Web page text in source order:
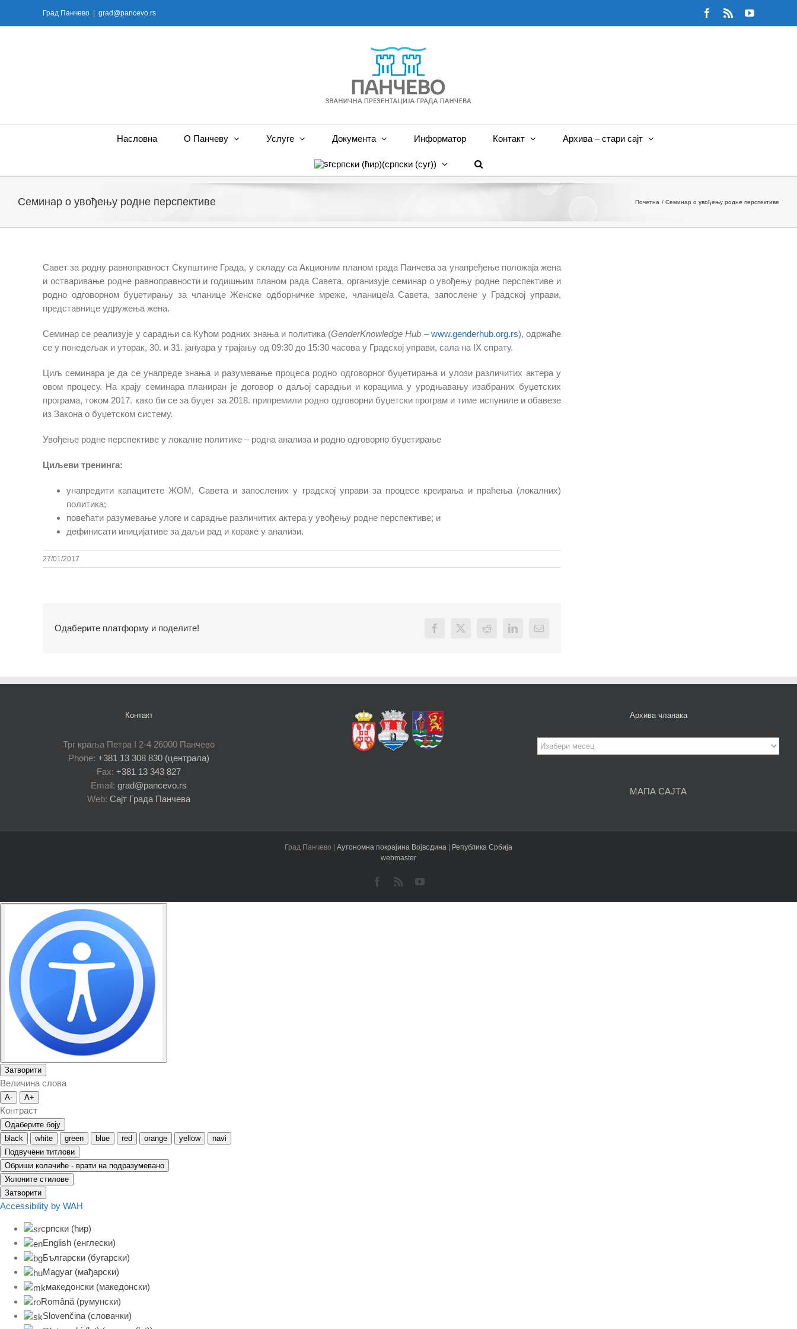
Град Панчево grad@pancevo.rs Facebook
Rss YouTube
Насловна О Панчеву Услуге Документа Информатор Контакт Архива – стари сајт
српски (ћир)(српски (cyr))
Семинар о увођењу родне перспективе Почетна Семинар о увођењу родне перспективе
Савет за родну равноправност Скупштине Града, у складу са Акционим планом града Панчева за унапређење положаја жена
и остваривање родне равноправности и годишњим планом рада Савета, организује семинар о увођењу родне перспективе и
родно одговорном буџетирању за чланице Женске одборничке мреже, чланице/а Савета, запослене у Градској управи,
представнице удружења жена.
Семинар се реализује у сарадњи са Кућом родних знања и политика (GenderKnowledge Hub –www.genderhub.org.rs), одржаће
се у понедељак и уторак, 30. и 31. јануара у трајању од 09:30 до 15:30 часова у Градској управи, сала на IX спрату.
Циљ семинара је да се унапреде знања и разумевање процеса родно одговорног буџетирања и улози различитих актера у
овом процесу. На крају семинара планиран је договор о даљој сарадњи и корацима у уродњавању изабраних буџетских
програма, током 2017. како би се за буџет за 2018. припремили родно одговорни буџетски програм и тиме испуниле и обавезе
из Закона о буџетском систему.
Увођење родне перспективе у локалне политике – родна анализа и родно одговорно буџетирање
Циљеви тренинга:
унапредити капацитете ЖОМ, Савета и запослених у градској управи за процесе креирања и праћења (локалних)
политика;
повећати разумевање улоге и сарадње различитих актера у увођењу родне перспективе; и
дефинисати иницијативе за даљи рад и кораке у анализи.
27/01/2017
Одаберите платформу и поделите! Facebook
X Reddit LinkedInEmail
Контакт
Трг краља Петра I 2-4 26000 Панчево
Phone: +381 13 308 830 (централа)
Fax: +381 13 343 827
Email: grad@pancevo.rs
Web: Сајт Града Панчева
Архива чланака
Архива
чланака
МАПА САЈТА
Град Панчево | Аутономна покрајина Војводина | Република Србија
webmaster
Facebook
Rss YouTube
Затворити
Величина слова
A- A+
Контраст
Одаберите боју
black
white green blue red orange yellow
navi
Подвучени титлови
Обриши колачиће - врати на подразумевано
Уклоните стилове
Затворити
Accessibility by WAH
српски (ћир)
English (енглески)
Български (бугарски)
Magyar (мађарски)
македонски (македонски)
Română (румунски)
Slovenčina (словачки)